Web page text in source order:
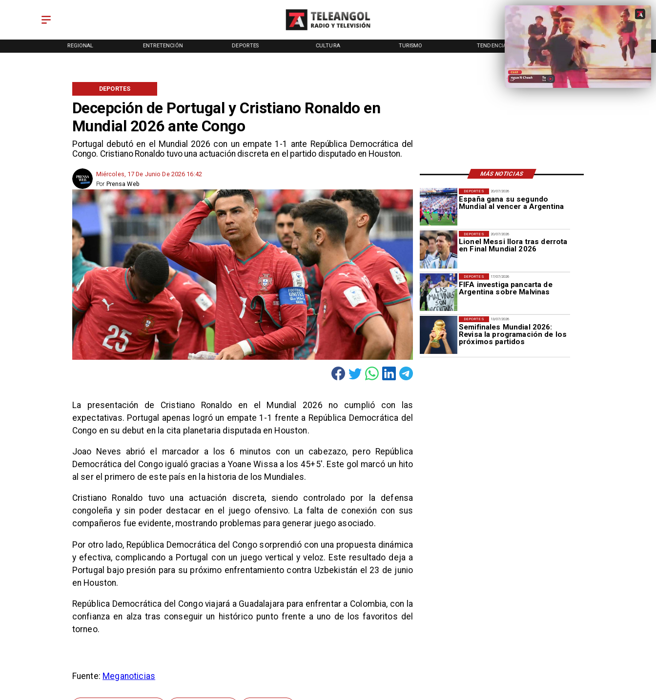
REGIONAL ENTRETENCIÓN DEPORTES CULTURA TURISMO TENDENCIAS EVENTOS
Decepción de Portugal y Cristiano Ronaldo en
Mundial 2026 ante Congo
Portugal debutó en el Mundial 2026 con un empate 1-1 ante República Democrática del
Congo. Cristiano Ronaldo tuvo una actuación discreta en el partido disputado en Houston.
DEPORTES
MÁS NOTICIAS
Miércoles, 17 De Junio De 2026 16:42
Prensa Web
Por
20/07/2026
España gana su segundo
Mundial al vencer a Argentina
DEPORTES
20/07/2026
Lionel Messi llora tras derrota
en Final Mundial 2026
DEPORTES
17/07/2026
FIFA investiga pancarta de
Argentina sobre Malvinas
DEPORTES
13/07/2026
Semifinales Mundial 2026:
Revisa la programación de los
próximos partidos
DEPORTES
La presentación de Cristiano Ronaldo en el Mundial 2026 no cumplió con las
expectativas. Portugal apenas logró un empate 1-1 frente a República Democrática del
Congo en su debut en la cita planetaria disputada en Houston.
Joao Neves abrió el marcador a los 6 minutos con un cabezazo, pero República
Democrática del Congo igualó gracias a Yoane Wissa a los 45+5'. Este gol marcó un hito
al ser el primero de este país en la historia de los Mundiales.
Cristiano Ronaldo tuvo una actuación discreta, siendo controlado por la defensa
congoleña y sin poder destacar en el juego ofensivo. La falta de conexión con sus
compañeros fue evidente, mostrando problemas para generar juego asociado.
Por otro lado, República Democrática del Congo sorprendió con una propuesta dinámica
y efectiva, complicando a Portugal con un juego vertical y veloz. Este resultado deja a
Portugal bajo presión para su próximo enfrentamiento contra Uzbekistán el 23 de junio
en Houston.
República Democrática del Congo viajará a Guadalajara para enfrentar a Colombia, con la
confianza en alza tras conseguir un histórico punto frente a uno de los favoritos del
torneo.
Fuente: Meganoticias